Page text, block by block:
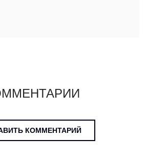
КОММЕНТАРИЙ